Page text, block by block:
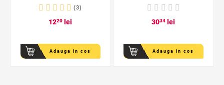
(3)
1220 lei
Adauga in cos
3034 lei
Adauga in cos